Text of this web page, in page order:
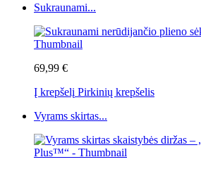
Sukraunami...
69,99 €
Į krepšelį Pirkinių krepšelis
Vyrams skirtas...